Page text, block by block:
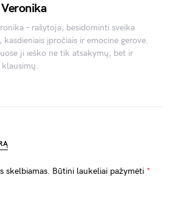
– rašytoja, besidominti sveika
kasdieniais įpročiais ir emocine gerove.
ji ieško ne tik atsakymų, bet ir
klausimų.
skelbiamas. Būtini laukeliai pažymėti *